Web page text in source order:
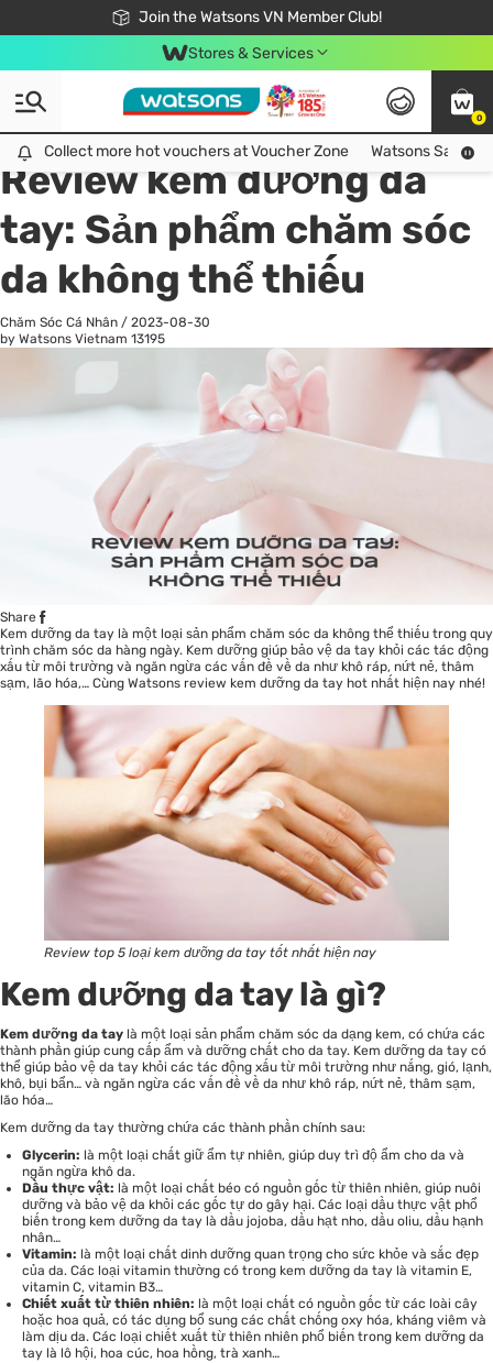
Join the Watsons VN Member Club!
Free Shipping For Order From 249,000Đ
24h Fast delivery in Hồ Chí Minh City
Stores & Services
0
Collect more hot vouchers at Voucher Zone
Collect more hot vouchers at Voucher Zone Watsons Safety
All
Chăm Sóc Cá Nhân
Review kem dưỡng da
tay: Sản phẩm chăm sóc
da không thể thiếu
Chăm Sóc Cá Nhân / 2023-08-30
by Watsons Vietnam 13195
Share
Kem dưỡng da tay là một loại sản phẩm chăm sóc da không thể thiếu trong quy
trình chăm sóc da hàng ngày. Kem dưỡng giúp bảo vệ da tay khỏi các tác động
xấu từ môi trường và ngăn ngừa các vấn đề về da như khô ráp, nứt nẻ, thâm
sạm, lão hóa,… Cùng Watsons review kem dưỡng da tay hot nhất hiện nay nhé!
Review top 5 loại kem dưỡng da tay tốt nhất hiện nay
Kem dưỡng da tay là gì?
Kem dưỡng da tay là một loại sản phẩm chăm sóc da dạng kem, có chứa các
thành phần giúp cung cấp ẩm và dưỡng chất cho da tay. Kem dưỡng da tay có
thể giúp bảo vệ da tay khỏi các tác động xấu từ môi trường như nắng, gió, lạnh,
khô, bụi bẩn… và ngăn ngừa các vấn đề về da như khô ráp, nứt nẻ, thâm sạm,
lão hóa…
Kem dưỡng da tay thường chứa các thành phần chính sau:
Glycerin: là một loại chất giữ ẩm tự nhiên, giúp duy trì độ ẩm cho da và
ngăn ngừa khô da.
Dầu thực vật: là một loại chất béo có nguồn gốc từ thiên nhiên, giúp nuôi
dưỡng và bảo vệ da khỏi các gốc tự do gây hại. Các loại dầu thực vật phổ
biến trong kem dưỡng da tay là dầu jojoba, dầu hạt nho, dầu oliu, dầu hạnh
nhân…
Vitamin: là một loại chất dinh dưỡng quan trọng cho sức khỏe và sắc đẹp
của da. Các loại vitamin thường có trong kem dưỡng da tay là vitamin E,
vitamin C, vitamin B3…
Chiết xuất từ thiên nhiên: là một loại chất có nguồn gốc từ các loài cây
hoặc hoa quả, có tác dụng bổ sung các chất chống oxy hóa, kháng viêm và
làm dịu da. Các loại chiết xuất từ thiên nhiên phổ biến trong kem dưỡng da
tay là lô hội, hoa cúc, hoa hồng, trà xanh…